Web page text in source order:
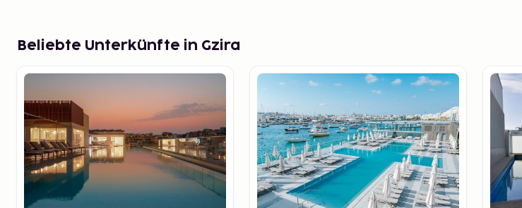
Beliebte Unterkünfte in Gzira